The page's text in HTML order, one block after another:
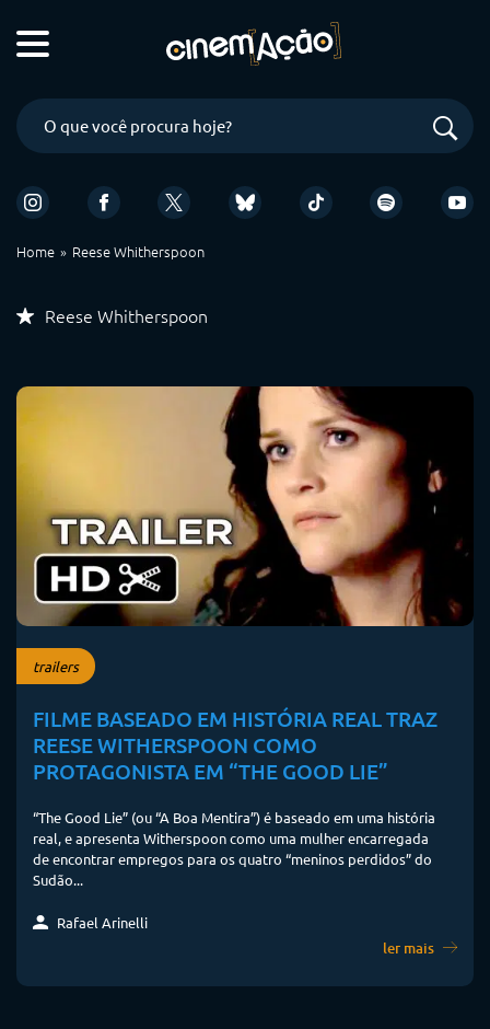
Home Reese Whitherspoon
Reese Whitherspoon
trailers
FILME BASEADO EM HISTÓRIA REAL TRAZ
REESE WITHERSPOON COMO
PROTAGONISTA EM “THE GOOD LIE”
“The Good Lie” (ou “A Boa Mentira”) é baseado em uma história
real, e apresenta Witherspoon como uma mulher encarregada
de encontrar empregos para os quatro “meninos perdidos” do
Sudão...
Rafael Arinelli
ler mais